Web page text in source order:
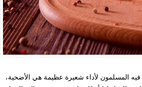
فيه المسلمون لأداء شعيرة عظيمة هي الأضحية،